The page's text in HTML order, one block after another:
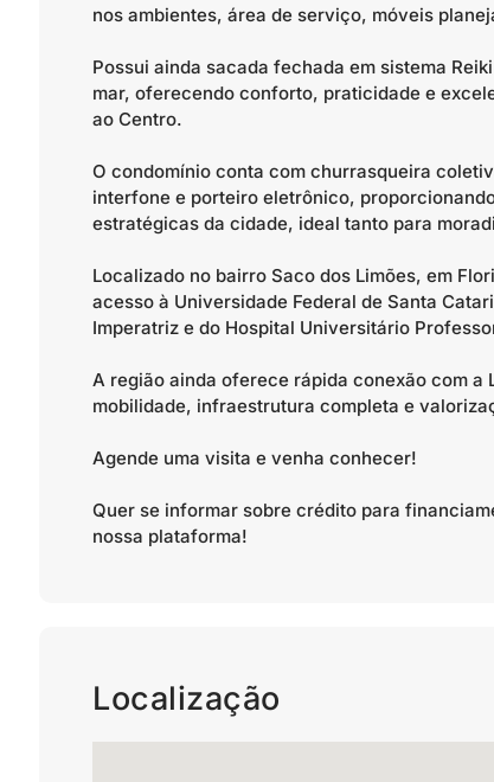
nos ambientes, área de serviço, móveis
Possui ainda sacada fechada em sistema
mar, oferecendo conforto, praticidade e
ao Centro.
O condomínio conta com churrasqueira
interfone e porteiro eletrônico,
estratégicas da cidade, ideal tanto para
Localizado no bairro Saco dos Limões, em
acesso à Universidade Federal de Santa
Imperatriz e do Hospital Universitário
A região ainda oferece rápida conexão com a
mobilidade, infraestrutura completa e
Agende uma visita e venha conhecer!
Quer se informar sobre crédito para
nossa plataforma!
Localização